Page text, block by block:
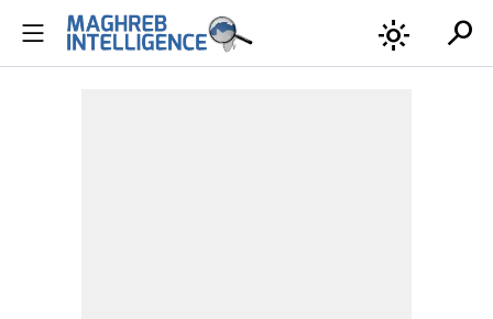
light_mode search